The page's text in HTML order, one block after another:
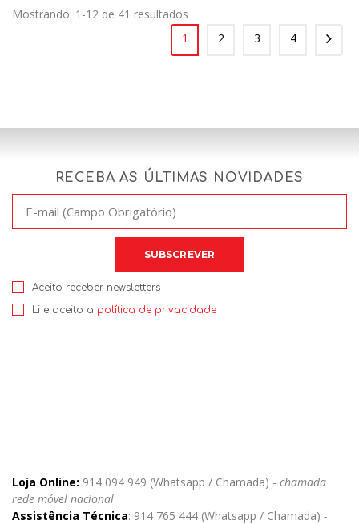
Mostrando: 1-12 de 41 resultados
1
2 3 4
RECEBA AS ÚLTIMAS NOVIDADES
Aceito receber newsletters
Li e aceito a política de privacidade
Loja Online: 914 094 949 (Whatsapp / Chamada) - chamada
rede móvel nacional
Assistência Técnica: 914 765 444 (Whatsapp / Chamada) -